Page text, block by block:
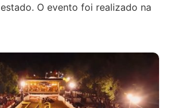
O evento foi realizado na